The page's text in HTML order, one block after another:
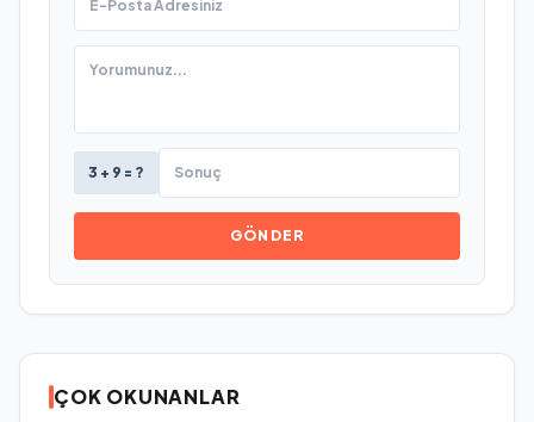
3 + 9 = ?
GÖNDER
ÇOK OKUNANLAR